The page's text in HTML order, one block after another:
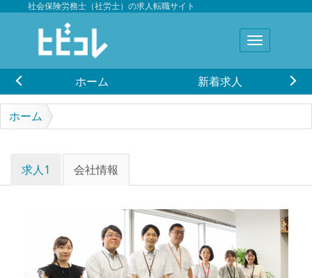
社会保険労務士（社労士）の求人転職サイト
ホーム 新着求人
ホーム
求人1 会社情報